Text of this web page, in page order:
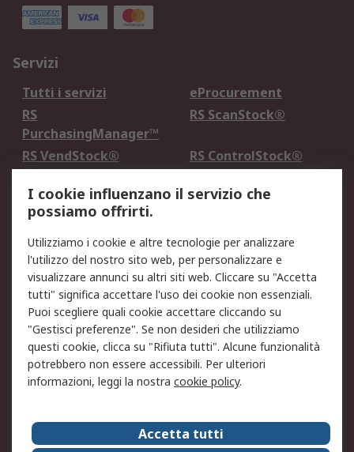
Servizi
Tutti i servizi
eProcurement
RS
PurchasingManager™
RS ScanStock®
RS VendStock®
RS ControlStock®
Legale
Informativa Cookie
Informativa Privacy -
Aggiornata
Email Security
Termini d'uso
Condizioni di vendita
Condizioni generali di
servizio
Etica e responsabilità
Chi Siamo
Chi Siamo
Contattaci
Supporto
ESG
I cookie influenzano il servizio che
possiamo offrirti.
Utilizziamo i cookie e altre tecnologie per analizzare
l'utilizzo del nostro sito web, per personalizzare e
visualizzare annunci su altri siti web. Cliccare su "Accetta
tutti" significa accettare l'uso dei cookie non essenziali.
Puoi scegliere quali cookie accettare cliccando su
"Gestisci preferenze". Se non desideri che utilizziamo
questi cookie, clicca su "Rifiuta tutti". Alcune funzionalità
potrebbero non essere accessibili. Per ulteriori
informazioni, leggi la nostra cookie policy.
Accetta tutti